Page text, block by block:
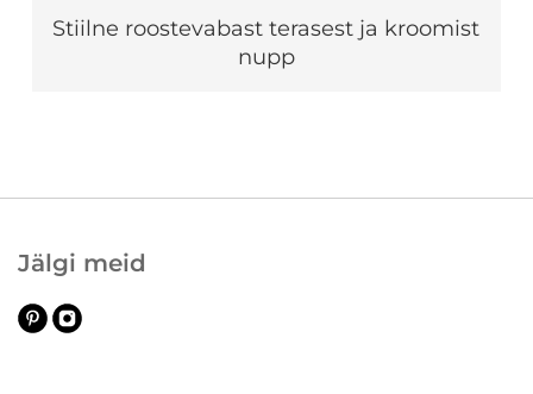
Stiilne roostevabast terasest ja kroomist
nupp
Jälgi meid